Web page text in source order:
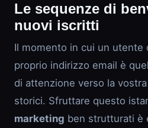
Le sequenze di
nuovi iscritti
Il momento in cui un utente
proprio indirizzo email è
di attenzione verso la
storici. Sfruttare questo
marketing ben strutturati è